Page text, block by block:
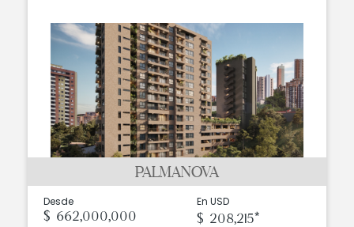
PALMANOVA
Desde
$ 662,000,000
En USD
$ 208,215*